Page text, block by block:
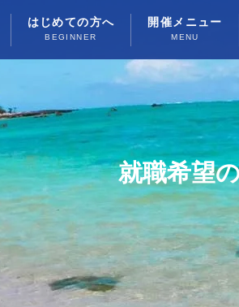
はじめての方へ
BEGINNER
開催メニュー
MENU
就職希望